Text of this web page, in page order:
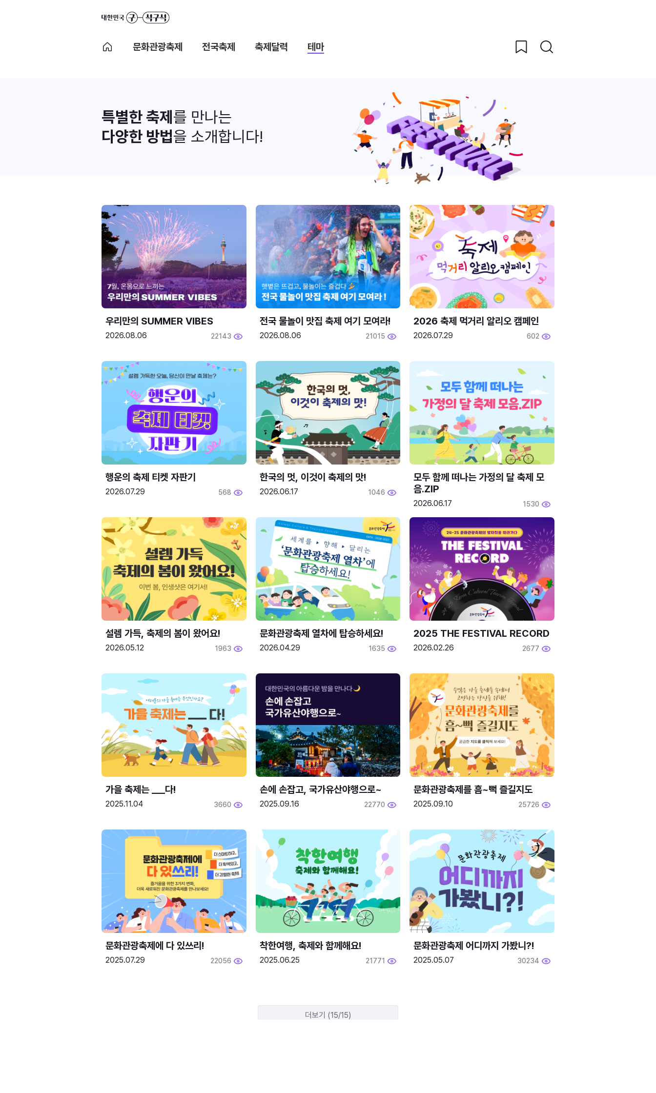
문화관광축제 전국축제 축제달력 테마
특별한 축제 를 만나는
다양한 방법을 소개합니다!
우리만의 SUMMER VIBES
2026.08.06 22143
전국 물놀이 맛집 축제 여기 모여라!
2026.08.06 21015
2026 축제 먹거리 알리오 캠페인
2026.07.29 602
행운의 축제 티켓 자판기
2026.07.29 568
한국의 멋, 이것이 축제의 맛!
2026.06.17 1046
모두 함께 떠나는 가정의 달 축제 모
음.ZIP
2026.06.17 1530
설렘 가득, 축제의 봄이 왔어요!
2026.05.12 1963
문화관광축제 열차에 탑승하세요!
2026.04.29 1635
2025 THE FESTIVAL RECORD
2026.02.26 2677
2025.11.04 3660
손에 손잡고, 국가유산야행으로~
2025.09.16 22770
문화관광축제를 흠~뻑 즐길지도
2025.09.10 25726
문화관광축제에 다 있쓰리!
2025.07.29 22056
착한여행, 축제와 함께해요!
2025.06.25 21771
문화관광축제 어디까지 가봤니?!
2025.05.07 30234
더보기 (15/15)